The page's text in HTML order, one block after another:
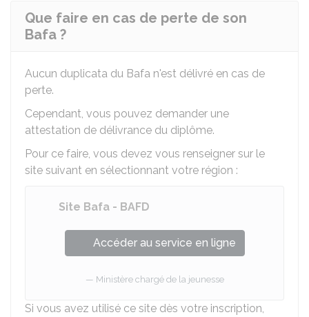
Que faire en cas de perte de son
Bafa ?
Aucun duplicata du Bafa n'est délivré en cas de
perte.
Cependant, vous pouvez demander une
attestation de délivrance du diplôme.
Pour ce faire, vous devez vous renseigner sur le
site suivant en sélectionnant votre région :
Site Bafa - BAFD
Accéder au service en ligne
Ministère chargé de la jeunesse
Si vous avez utilisé ce site dès votre inscription,